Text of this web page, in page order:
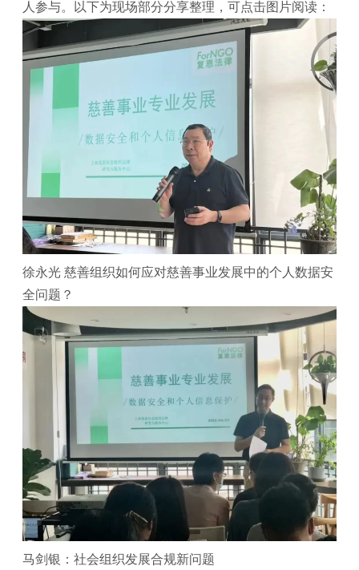
人参与。以下为现场部分分享整理，可点击图片阅读：
徐永光 慈善组织如何应对慈善事业发展中的个人数据安
全问题？
马剑银：社会组织发展合规新问题